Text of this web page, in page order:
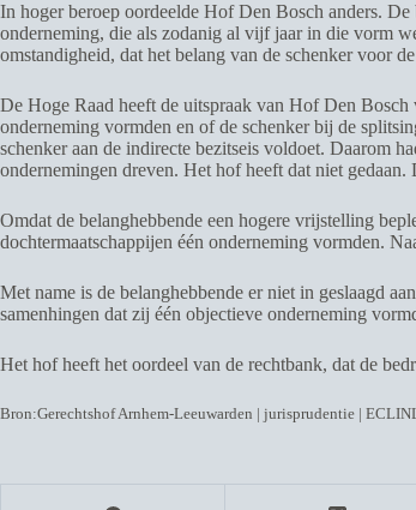
In hoger beroep oordeelde Hof Den Bosch anders.
onderneming, die als zodanig al vijf jaar in die vorm
omstandigheid, dat het belang van de schenker voor
De Hoge Raad heeft de uitspraak van Hof Den Bosch
onderneming vormden en of de schenker bij de
schenker aan de indirecte bezitseis voldoet. Daarom
ondernemingen dreven. Het hof heeft dat niet
Omdat de belanghebbende een hogere vrijstelling
dochtermaatschappijen één onderneming vormden.
Met name is de belanghebbende er niet in geslaagd
samenhingen dat zij één objectieve onderneming
Het hof heeft het oordeel van de rechtbank, dat de
Bron:Gerechtshof Arnhem-Leeuwarden | jurisprudentie |